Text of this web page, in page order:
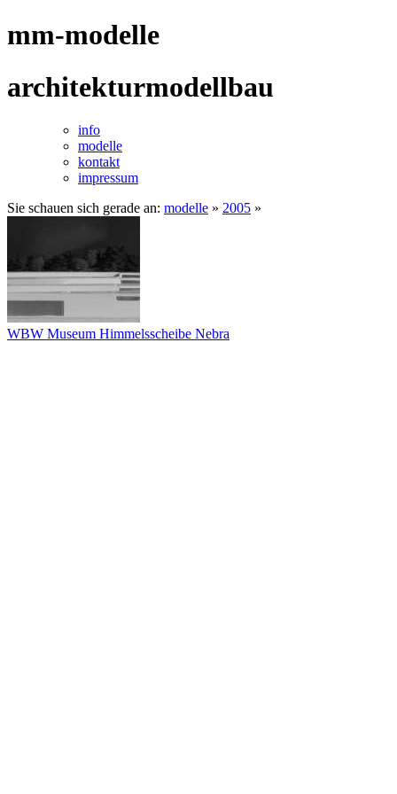
mm-modelle
architekturmodellbau
info
modelle
kontakt
impressum
Sie schauen sich gerade an: modelle » 2005 »
WBW Museum Himmelsscheibe Nebra